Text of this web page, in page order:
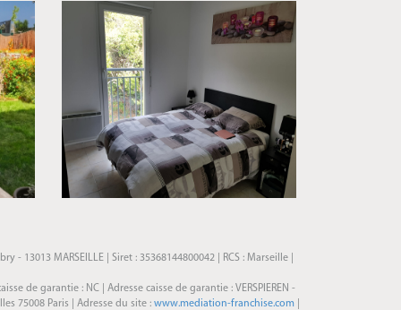
- 13013 MARSEILLE | Siret : 35368144800042 | RCS : Marseille |
de garantie : NC | Adresse caisse de garantie : VERSPIEREN -
75008 Paris | Adresse du site : www.mediation-franchise.com